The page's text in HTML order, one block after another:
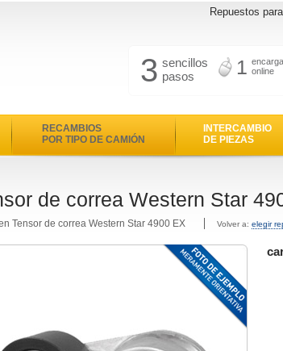
Repuestos
3 sencillos
pasos
1 online
RECAMBIOS
POR TIPO DE CAMIÓN
INTERCAMBIO
DE PIEZAS
de correa Western Star
Tensor de correa Western Star 4900 EX Volver a: elegir